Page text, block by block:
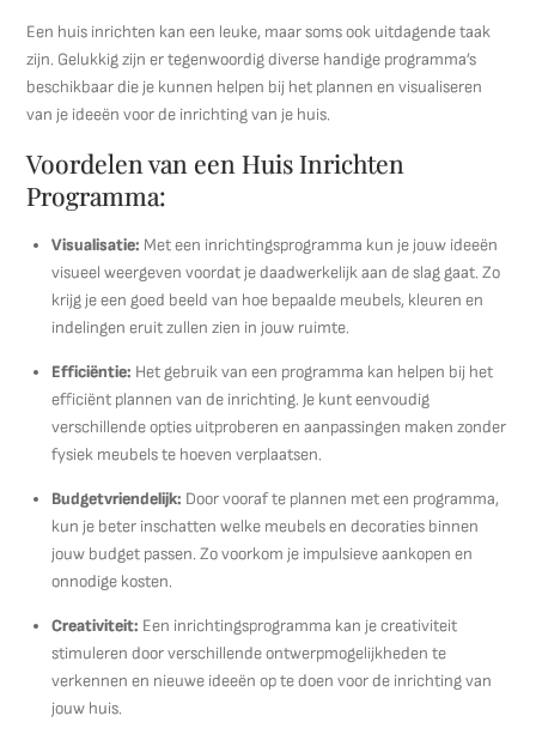
Een huis inrichten kan een leuke, maar soms ook uitdagende taak
zijn. Gelukkig zijn er tegenwoordig diverse handige programma’s
beschikbaar die je kunnen helpen bij het plannen en visualiseren
van je ideeën voor de inrichting van je huis.
Voordelen van een Huis Inrichten
Programma:
Visualisatie: Met een inrichtingsprogramma kun je jouw ideeën
visueel weergeven voordat je daadwerkelijk aan de slag gaat. Zo
krijg je een goed beeld van hoe bepaalde meubels, kleuren en
indelingen eruit zullen zien in jouw ruimte.
Efficiëntie: Het gebruik van een programma kan helpen bij het
efficiënt plannen van de inrichting. Je kunt eenvoudig
verschillende opties uitproberen en aanpassingen maken zonder
fysiek meubels te hoeven verplaatsen.
Budgetvriendelijk: Door vooraf te plannen met een programma,
kun je beter inschatten welke meubels en decoraties binnen
jouw budget passen. Zo voorkom je impulsieve aankopen en
onnodige kosten.
Creativiteit: Een inrichtingsprogramma kan je creativiteit
stimuleren door verschillende ontwerpmogelijkheden te
verkennen en nieuwe ideeën op te doen voor de inrichting van
jouw huis.